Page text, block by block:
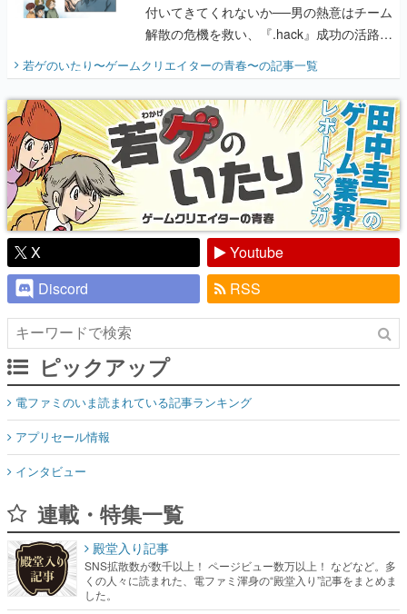
付いてきてくれないか──男の熱意はチーム
解散の危機を救い、『.hack』成功の活路を
『少年ジャンプ』色だった【若ゲのいた
り】
若ゲのいたり〜ゲームクリエイターの青春〜の記事一覧
X
Youtube
Discord
RSS
ピックアップ
電ファミのいま読まれている記事ランキング
アプリセール情報
インタビュー
連載・特集一覧
殿堂入り記事
SNS拡散数が数千以上！ ページビュー数万以上！ などなど。多
くの人々に読まれた、電ファミ渾身の“殿堂入り”記事をまとめま
した。